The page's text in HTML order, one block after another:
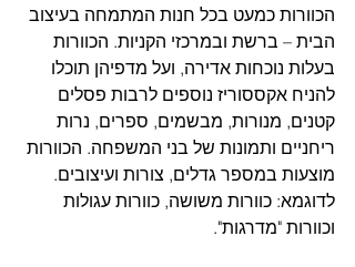
הכוורות כמעט בכל חנות המתמחה בעיצוב
הבית – ברשת ובמרכזי הקניות. הכוורות
בעלות נוכחות אדירה, ועל מדפיהן תוכלו
להניח אקססוריז נוספים לרבות פסלים
קטנים, מנורות, מבשמים, ספרים, נרות
ריחניים ותמונות של בני המשפחה. הכוורות
מוצעות במספר גדלים, צורות ועיצובים.
לדוגמא: כוורות משושה, כוורות עגולות
וכוורות "מדרגות".